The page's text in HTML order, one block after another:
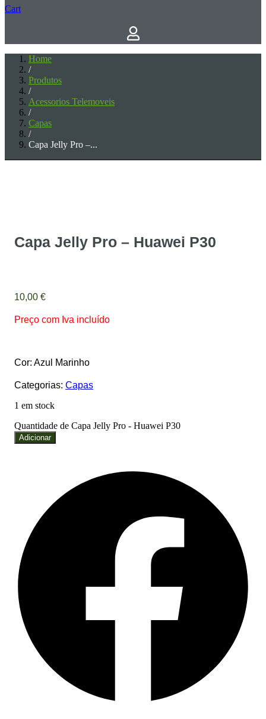
Cart
Home
/
Produtos
/
Acessorios Telemoveis
/
Capas
/
Capa Jelly Pro –...
Capa Jelly Pro – Huawei P30
10,00 €
Preço com Iva incluído
Cor: Azul Marinho
Categorias: Capas
1 em stock
Quantidade de Capa Jelly Pro - Huawei P30
Adicionar